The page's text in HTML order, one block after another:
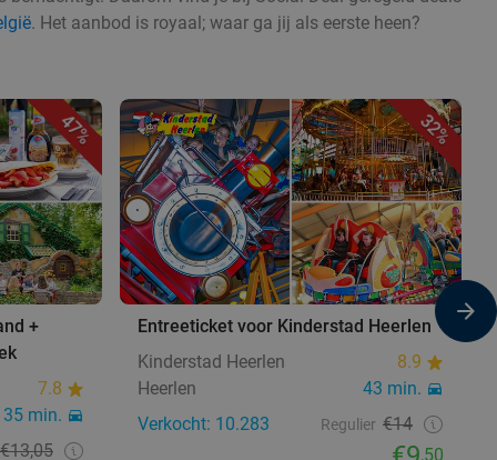
. Het aanbod is royaal; waar ga jij als eerste heen?
47%
+
7.8
35 min.
€13,05
32%
Entreeticket voor Kinderstad Heerlen
Kinderstad Heerlen
8.9
Heerlen
43 min.
Verkocht: 10.283
Regulier €14
,50